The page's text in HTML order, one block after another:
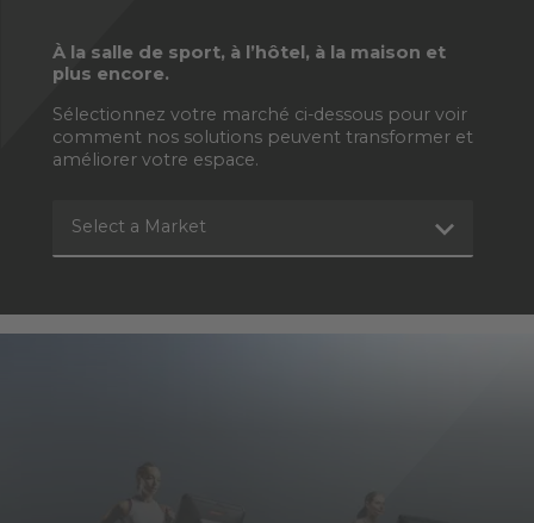
À la salle de sport, à l’hôtel, à la maison et
plus encore.
Sélectionnez votre marché ci-dessous pour voir
comment nos solutions peuvent transformer et
améliorer votre espace.
Select a Market